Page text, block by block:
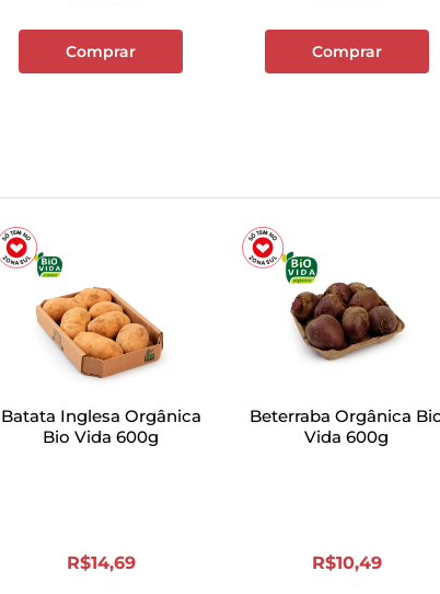
Comprar Comprar
Batata Inglesa Orgânica
Bio Vida 600g
R$14,69
Beterraba Orgânica
Vida 600g
R$10,49